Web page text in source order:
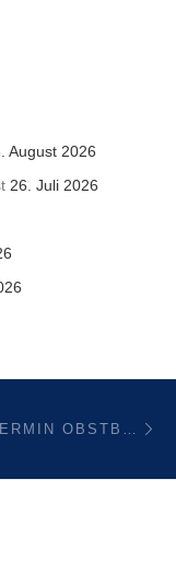
August 2026
26. Juli 2026
ZUR